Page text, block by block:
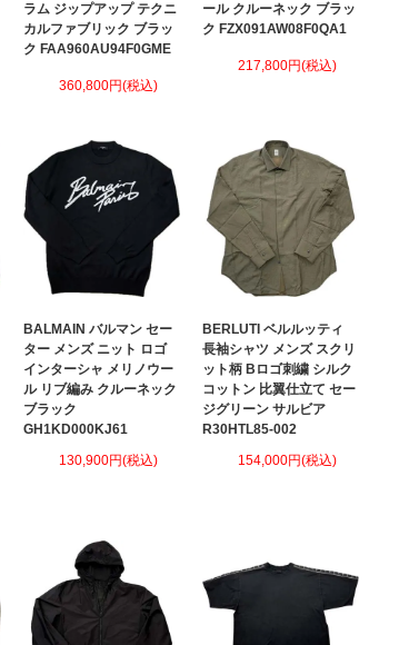
ラム ジップアップ テクニ
カルファブリック ブラッ
ク FAA960AU94F0GME
360,800円(税込)
ール クルーネック ブラッ
ク FZX091AW08F0QA1
217,800円(税込)
BALMAIN バルマン セー
ター メンズ ニット ロゴ
インターシャ メリノウー
ル リブ編み クルーネック
ブラック
GH1KD000KJ61
130,900円(税込)
BERLUTI ベルルッティ
長袖シャツ メンズ スクリ
ット柄 Bロゴ刺繍 シルク
コットン 比翼仕立て セー
ジグリーン サルビア
R30HTL85-002
154,000円(税込)